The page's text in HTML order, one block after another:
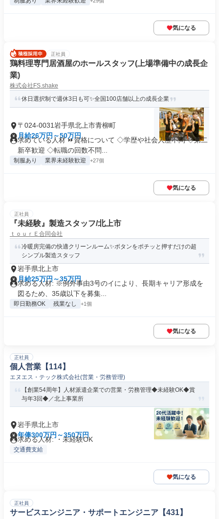
気になる
正社員
鶏料理専門居酒屋のホールスタッフ(上場準備中の成長企
業)
株式会社FS.shake
休日選択制で週休3日も可✨全国100店舗以上の成長企業
〒024-0031岩手県北上市青柳町
月給26万円～50万円
求めている人材 ⏩資格について ◇学歴や社会人歴不問 ◇第二
新卒歓迎 ◇転職の回数不問...
制服あり 業界未経験歓迎 +27個
気になる
正社員
『未経験』製造スタッフ/北上市
ｔｏｕｒＥ合同会社
冷暖房完備の快適クリーンルーム✨ボタンをポチッと押すだけの超
シンプル製造スタッフ
岩手県北上市
月給25万円～35万円
求める人材: ※例外事由3号のイにより、長期キャリア形成を
図るため、35歳以下を募集...
即日勤務OK 残業なし +1個
気になる
正社員
個人営業【114】
エヌエス・テック株式会社(営業・労務管理)
【創業54周年】人材派遣企業での営業・労務管理◆未経験OK◆賞
与年3回◆／北上事業所
岩手県北上市
年俸300万円～350万円
求める人材: ・未経験OK
交通費支給
気になる
正社員
サービスエンジニア・サポートエンジニア【431】